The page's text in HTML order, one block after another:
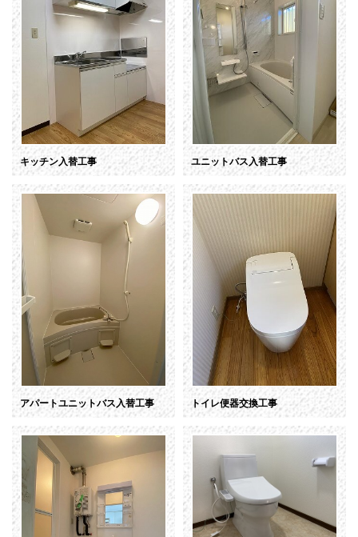
キッチン入替工事 ユニットバス入替工事
アパートユニットバス入替工事 トイレ便器交換工事